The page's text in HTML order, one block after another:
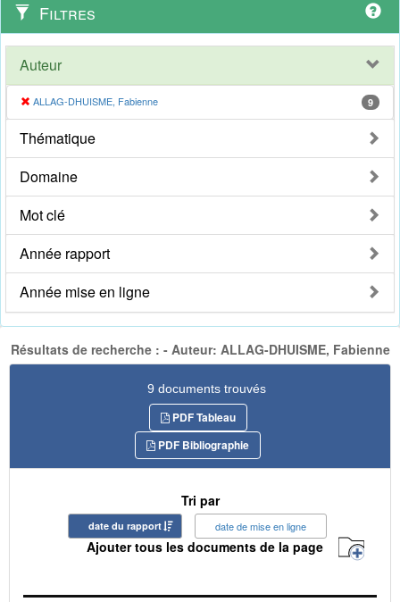
Filtres
Auteur
ALLAG-DHUISME, Fabienne 9
Thématique
Domaine
Mot clé
Année rapport
Année mise en ligne
Résultats de recherche : - Auteur: ALLAG-DHUISME, Fabienne
9 documents trouvés
PDF Tableau
PDF Bibliographie
Tri par
date du rapport date de mise en ligne
Ajouter tous les documents de la page